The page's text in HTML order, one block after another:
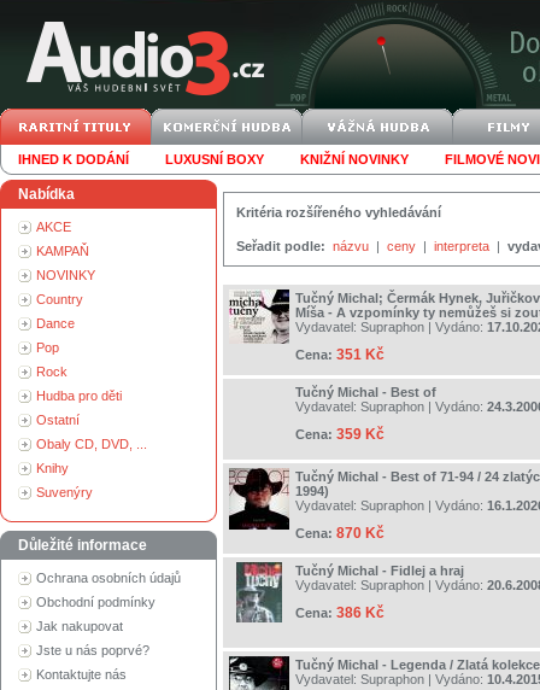
IHNED K DODÁNÍ LUXUSNÍ BOXY KNIŽNÍ NOVINKY FILMOVÉ
Nabídka
AKCE
KAMPAŇ
NOVINKY
Country
Dance
Pop
Rock
Hudba pro děti
Ostatní
Obaly CD, DVD, ...
Knihy
Suvenýry
Důležité informace
Ochrana osobních údajů
Obchodní podmínky
Jak nakupovat
Jste u nás poprvé?
Kontaktujte nás
Kritéria rozšířeného vyhledávání
Seřadit podle: názvu | ceny | interpreta |
Tučný Michal; Čermák Hynek,
Míša - A vzpomínky ty nemůžeš si
Vydavatel: Supraphon | Vydáno:
Cena: 351 Kč
Tučný Michal - Best of
Vydavatel: Supraphon | Vydáno:
Cena: 359 Kč
Tučný Michal - Best of 71-94 / 24
1994)
Vydavatel: Supraphon | Vydáno:
Cena: 870 Kč
Tučný Michal - Fidlej a hraj
Vydavatel: Supraphon | Vydáno:
Cena: 386 Kč
Tučný Michal - Legenda / Zlatá kolekce
Vydavatel: Supraphon | Vydáno: